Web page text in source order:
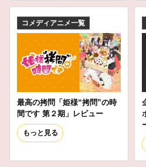
コメディアニメ一覧
最高の拷問「姫様“拷問”の時
間です 第２期」レビュー
もっと見る